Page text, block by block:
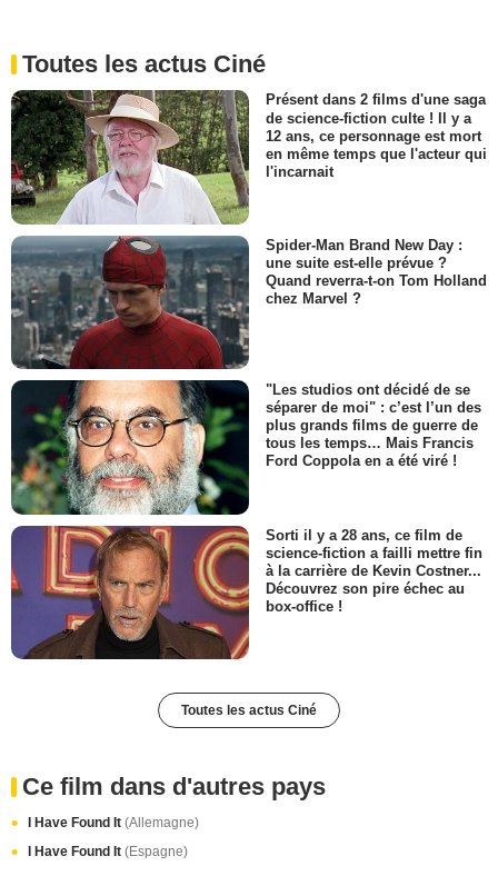
Toutes les actus Ciné
Présent dans 2 films d'une saga
de science-fiction culte ! Il y a
12 ans, ce personnage est mort
en même temps que l'acteur qui
l'incarnait
Spider-Man Brand New Day :
une suite est-elle prévue ?
Quand reverra-t-on Tom Holland
chez Marvel ?
"Les studios ont décidé de se
séparer de moi" : c’est l’un des
plus grands films de guerre de
tous les temps… Mais Francis
Ford Coppola en a été viré !
Sorti il y a 28 ans, ce film de
science-fiction a failli mettre fin
à la carrière de Kevin Costner...
Découvrez son pire échec au
box-office !
Toutes les actus Ciné
Ce film dans d'autres pays
I Have Found It (Allemagne)
I Have Found It (Espagne)